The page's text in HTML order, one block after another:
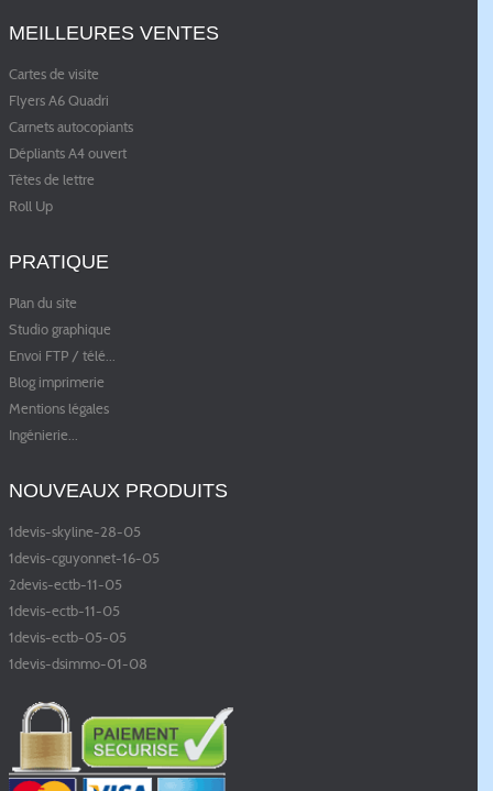
MEILLEURES VENTES
Cartes de visite
Flyers A6 Quadri
Carnets autocopiants
Dépliants A4 ouvert
Têtes de lettre
Roll Up
PRATIQUE
Plan du site
Studio graphique
Envoi FTP / télé...
Blog imprimerie
Mentions légales
Ingénierie...
NOUVEAUX PRODUITS
1devis-skyline-28-05
1devis-cguyonnet-16-05
2devis-ectb-11-05
1devis-ectb-11-05
1devis-ectb-05-05
1devis-dsimmo-01-08